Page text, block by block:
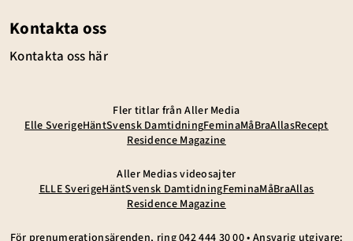
Kontakta oss
Kontakta oss här
Fler titlar från Aller Media
Elle SverigeHäntSvensk DamtidningFeminaMåBraAllasRecept
Residence Magazine
Aller Medias videosajter
ELLE SverigeHäntSvensk DamtidningFeminaMåBraAllas
Residence Magazine
För prenumerationsärenden, ring042 444 30 00• Ansvarig utgivare: